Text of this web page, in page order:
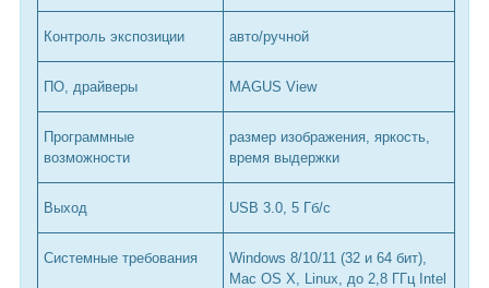
Контроль экспозиции авто/ручной
ПО, драйверы MAGUS View
Программные
возможности
размер изображения, яркость,
время выдержки
Выход USB 3.0, 5 Гб/с
Системные требования
Windows 8/10/11 (32 и 64 бит),
Mac OS X, Linux, до 2,8 ГГц Intel